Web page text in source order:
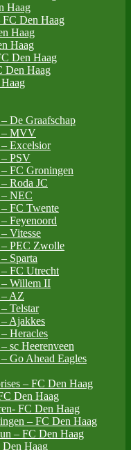
Haag
Den Haag
Haag
Haag
Den Haag
Den Haag
De Graafschap
– MVV
Excelsior
PSV
FC Groningen
Roda JC
NEC
FC Twente
Feyenoord
Vitesse
PEC Zwolle
Sparta
FC Utrecht
Willem II
AZ
Telstar
Ajakkes
Heracles
sc Heerenveen
Go Ahead Eagles
– FC Den Haag
Den Haag
FC Den Haag
– FC Den Haag
– FC Den Haag
Den Haag